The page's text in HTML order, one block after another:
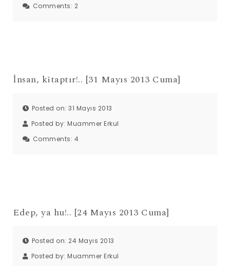
Comments: 2
İnsan, kitaptır!.. [31 Mayıs 2013 Cuma]
Posted on: 31 Mayıs 2013
Posted by: Muammer Erkul
Comments: 4
Edep, ya hu!.. [24 Mayıs 2013 Cuma]
Posted on: 24 Mayıs 2013
Posted by: Muammer Erkul